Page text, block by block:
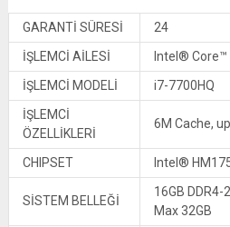
GARANTİ SÜRESİ
24
İŞLEMCİ AİLESİ
Intel® Core™
İŞLEMCİ MODELİ
i7-7700HQ
İŞLEMCİ
ÖZELLİKLERİ
6M Cache,
CHIPSET Intel®
SİSTEM BELLEĞİ
16GB DDR4-
Max 32GB